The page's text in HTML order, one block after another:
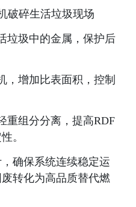
破碎生活垃圾现场
垃圾中的金属，保护后
，增加比表面积，控制
重组分分离，提高RDF
。
确保系统连续稳定运
转化为高品质替代燃